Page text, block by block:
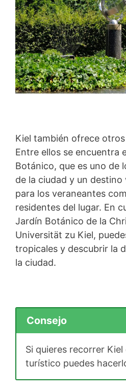
Kiel también ofrece
Entre ellos se encuentra
Botánico, que es uno de
de la ciudad y un
para los veraneantes
residentes del lugar. En
Jardín Botánico de la
Universität zu Kiel,
tropicales y descubrir la
la ciudad.
Consejo
Si quieres recorrer
turístico puedes